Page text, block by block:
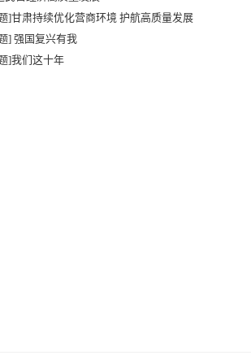
]甘肃持续优化营商环境 护航高质量发展
] 强国复兴有我
]我们这十年